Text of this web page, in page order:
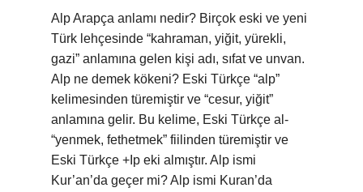
Alp Arapça anlamı nedir? Birçok eski ve yeni
Türk lehçesinde “kahraman, yiğit, yürekli,
gazi” anlamına gelen kişi adı, sıfat ve unvan.
Alp ne demek kökeni? Eski Türkçe “alp”
kelimesinden türemiştir ve “cesur, yiğit”
anlamına gelir. Bu kelime, Eski Türkçe al-
“yenmek, fethetmek” fiilinden türemiştir ve
Eski Türkçe +Ip eki almıştır. Alp ismi
Kur’an’da geçer mi? Alp ismi Kuran’da